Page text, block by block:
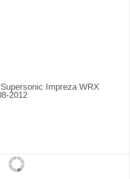
Impreza WRX
2012